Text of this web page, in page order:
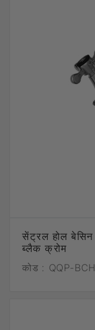
सेंट्रल होल बेसिन
ब्लैक क्रोम
कोड : QQP-